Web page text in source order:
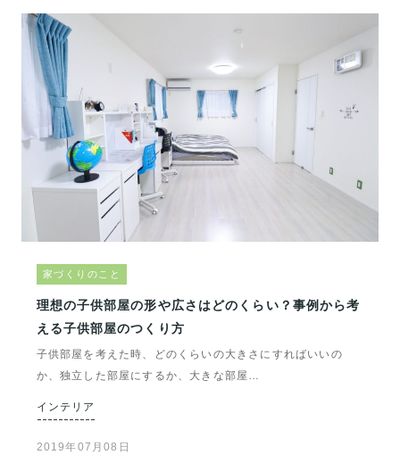
家づくりのこと
理想の子供部屋の形や広さはどのくらい？事例から考
える子供部屋のつくり方
子供部屋を考えた時、どのくらいの大きさにすればいいの
か、独立した部屋にするか、大きな部屋…
インテリア
2019年07月08日